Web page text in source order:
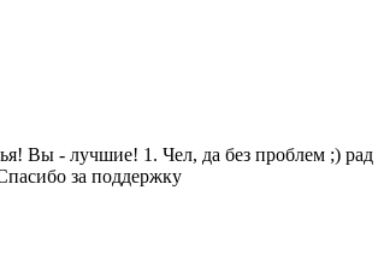
Вы - лучшие! 1. Чел, да без проблем ;)
за поддержку